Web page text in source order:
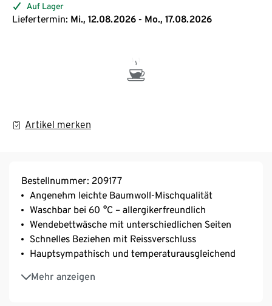
Auf Lager
Liefertermin: Mi., 12.08.2026 - Mo., 17.08.2026
Artikel merken
Bestellnummer: 209177
Angenehm leichte Baumwoll-Mischqualität
Waschbar bei 60 °C – allergikerfreundlich
Wendebettwäsche mit unterschiedlichen Seiten
Schnelles Beziehen mit Reissverschluss
Hauptsympathisch und temperaturausgleichend
Mehr anzeigen
Unterstützt die Initiative Cotton made in Africa
Diese Bettwäsche unterstützt die Farmer*innen.